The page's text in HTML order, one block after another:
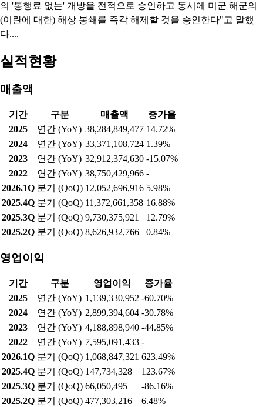
의 '통행료 없는' 개방을 전적으로 승인하고 동시에 미군 해군의
(이란에 대한) 해상 봉쇄를 즉각 해제할 것을 승인한다"고 말했
다....
실적현황
매출액
기간 구분 매출액
증가율
2025
연간 (YoY) 38,284,849,477 14.72%
2024
연간 (YoY) 33,371,108,724 1.39%
2023
연간 (YoY) 32,912,374,630 -15.07%
2022
연간 (YoY) 38,750,429,966 -
2026.1Q 분기 (QoQ) 12,052,696,916 5.98%
2025.4Q 분기 (QoQ) 11,372,661,358 16.88%
2025.3Q 분기 (QoQ) 9,730,375,921
12.79%
2025.2Q 분기 (QoQ) 8,626,932,766 0.84%
영업이익
기간 구분 영업이익
증가율
2025
연간 (YoY) 1,139,330,952 -60.70%
2024
연간 (YoY) 2,899,394,604 -30.78%
2023
연간 (YoY) 4,188,898,940 -44.85%
2022
연간 (YoY) 7,595,091,433 -
2026.1Q 분기 (QoQ) 1,068,847,321 623.49%
2025.4Q 분기 (QoQ) 147,734,328
123.67%
2025.3Q 분기 (QoQ) 66,050,495
-86.16%
2025.2Q 분기 (QoQ) 477,303,216 6.48%